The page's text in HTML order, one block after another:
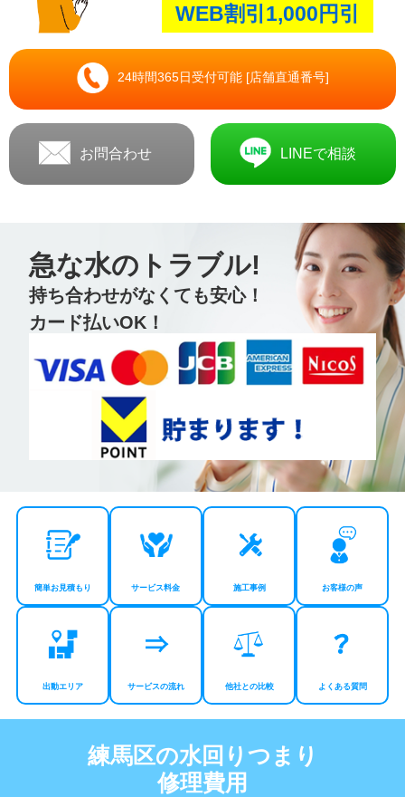
WEB割引1,000円引
24時間365日受付可能 [店舗直通番号]
お問合わせ LINEで相談
急な水のトラブル!
持ち合わせがなくても安心！
カード払いOK！
簡単お見積もり サービス料金 施工事例 お客様の声
出動エリア サービスの流れ 他社との比較 よくある質問
練馬区の水回りつまり
修理費用